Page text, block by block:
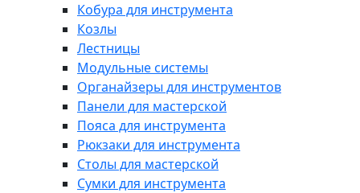
Кобура для инструмента
Козлы
Лестницы
Модульные системы
Органайзеры для инструментов
Панели для мастерской
Пояса для инструмента
Рюкзаки для инструмента
Столы для мастерской
Сумки для инструмента